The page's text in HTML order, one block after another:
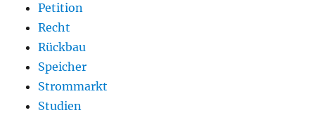
Petition
Recht
Rückbau
Speicher
Strommarkt
Studien